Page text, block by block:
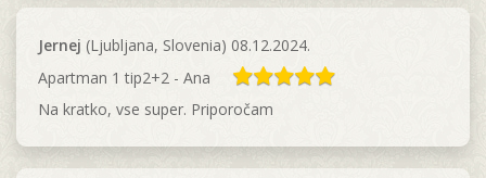
Jernej (Ljubljana, Slovenia) 08.12.2024.
Apartman 1 tip2+2 - Ana
Na kratko, vse super. Priporočam